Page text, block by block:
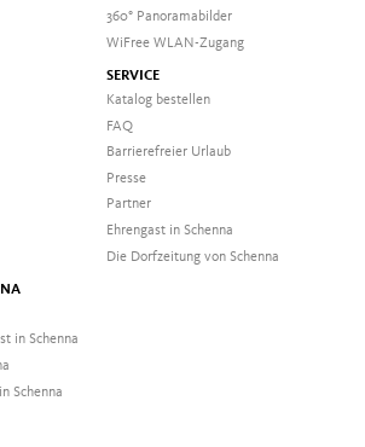
360° Panoramabilder
WiFree WLAN-Zugang
SERVICE
Katalog bestellen
FAQ
Barrierefreier Urlaub
Presse
Partner
Ehrengast in Schenna
Die Dorfzeitung von Schenna
in Schenna
Schenna